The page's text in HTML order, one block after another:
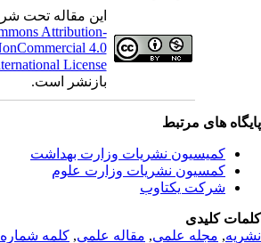
این مقاله تحت
Attribution-
NonCommercial 4.0
International License
بازنشر است.
های مرتبط
کمیسیون نشریات وزارت بهداشت
کمسیون نشریات وزارت علوم
شرکت یکتاوب
کلیدی
,مجله علمی, مقاله علمی, کلمه شماره